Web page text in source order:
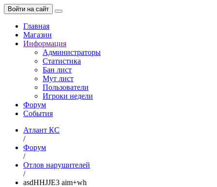
Войти на сайт
Главная
Магазин
Информация
Администраторы
Статистика
Бан лист
Мут лист
Пользователи
Игроки недели
Форум
События
Атлант КС
/
Форум
/
Отлов нарушителей
/
asdHHJJE3 aim+wh